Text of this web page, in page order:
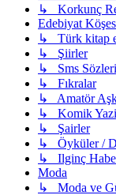
↳ Korkunç
Edebiyat
↳ Türk kitap
↳ Şiirler
↳ Sms
↳ Fıkralar
↳ Amatör
↳ Komik
↳ Şairler
↳ Öyküler /
↳ Ilginç
Moda
↳ Moda ve